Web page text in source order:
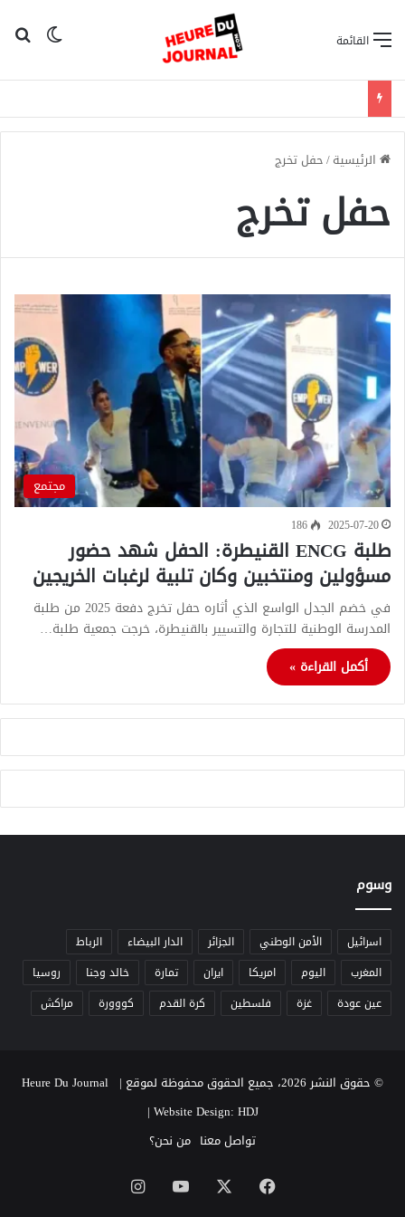
القائمة
الرئيسية/حفل تخرج
حفل تخرج
مجتمع
2025-07-20
186
طلبة ENCG القنيطرة: الحفل شهد حضور
مسؤولين ومنتخبين وكان تلبية لرغبات الخريجين
في خضم الجدل الواسع الذي أثاره حفل تخرج دفعة 2025 من طلبة
المدرسة الوطنية للتجارة والتسيير بالقنيطرة، خرجت جمعية طلبة…
أكمل القراءة »
وسوم
اسرائيل الأمن الوطني الجزائر الدار البيضاء
الرباط
المغرب
اليوم امريكا ايران تمارة خالد وجنا
روسيا
عين عودة
غزة فلسطين كرة القدم كووورة مراكش
© حقوق النشر 2026، جميع الحقوق محفوظة لموقع Heure Du Journal |
Website Design: HDJ
|
تواصل معنا من نحن؟
فيسبوك ‫YouTube